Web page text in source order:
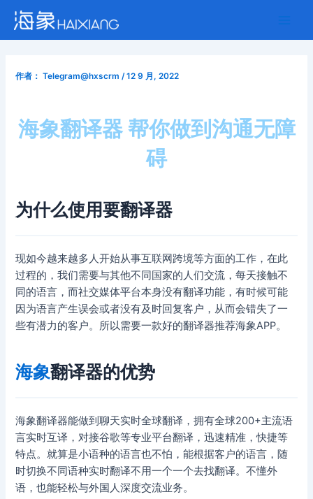
内
作者： Telegram@hxscrm/12 9 月, 2022
海象翻译器 帮你做到沟通无障
碍
为什么使用要翻译器
现如今越来越多人开始从事互联网跨境等方面的工作，在此
过程的，我们需要与其他不同国家的人们交流，每天接触不
同的语言，而社交媒体平台本身没有翻译功能，有时候可能
因为语言产生误会或者没有及时回复客户，从而会错失了一
些有潜力的客户。所以需要一款好的翻译器推荐海象APP。
海象翻译器的优势
海象翻译器能做到聊天实时全球翻译，拥有全球200+主流语
言实时互译，对接谷歌等专业平台翻译，迅速精准，快捷等
特点。就算是小语种的语言也不怕，能根据客户的语言，随
时切换不同语种实时翻译不用一个一个去找翻译。不懂外
语，也能轻松与外国人深度交流业务。
Post
navigation